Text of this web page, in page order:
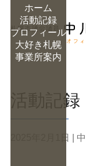
ホーム
活動記録
プロフィール
大好き札幌
事業所案内
活動記録
2025年2月1日 |